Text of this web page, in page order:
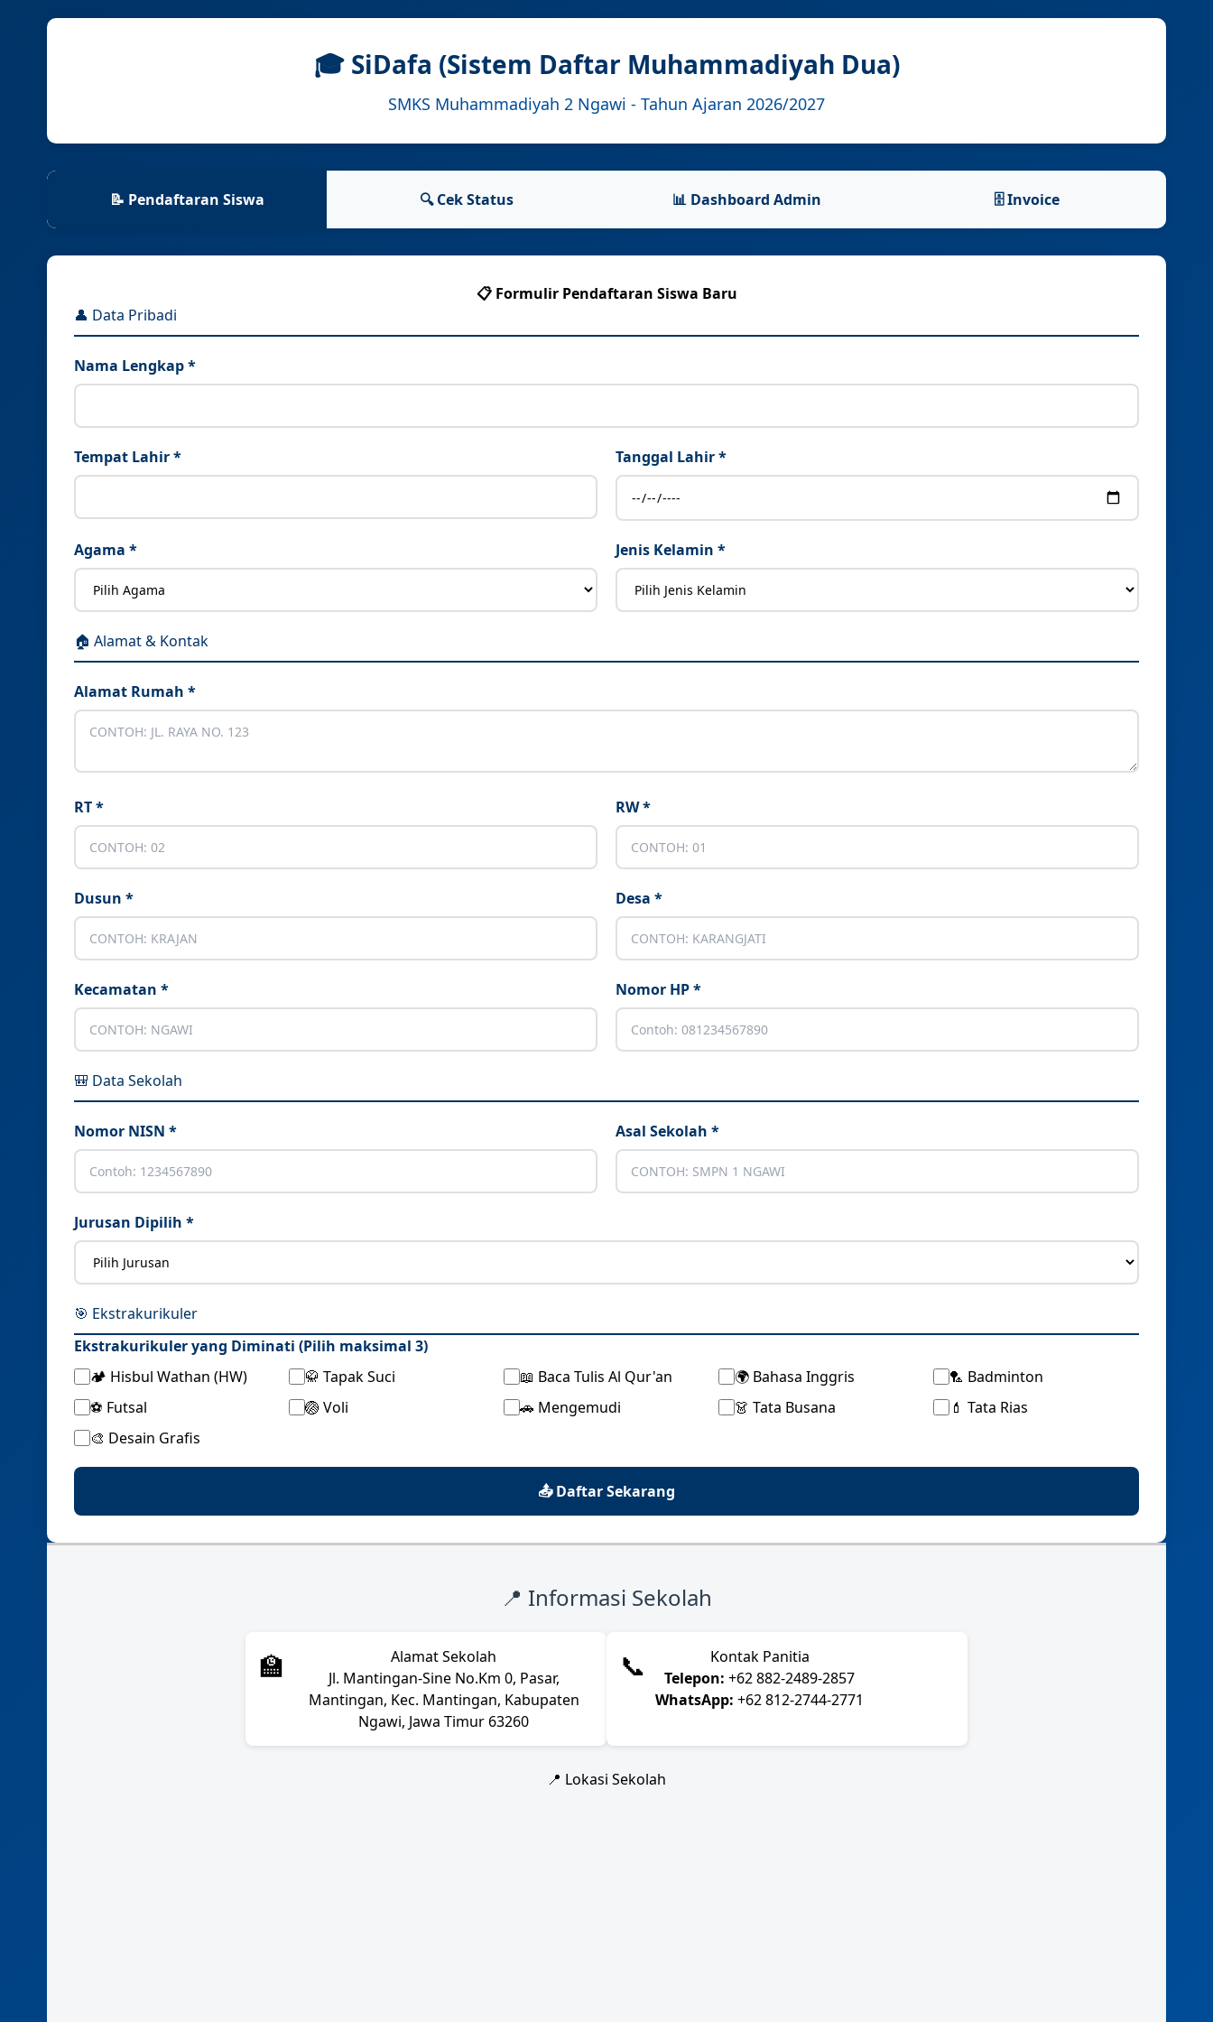
🎓 SiDafa (Sistem Daftar Muhammadiyah Dua)
SMKS Muhammadiyah 2 Ngawi - Tahun Ajaran 2026/2027
📝 Pendaftaran Siswa 🔍 Cek Status 📊 Dashboard Admin 🗄️ Invoice
📋 Formulir Pendaftaran Siswa Baru
👤 Data Pribadi
Nama Lengkap *
Tempat Lahir * Tanggal Lahir *
Agama * Jenis Kelamin *
🏠 Alamat & Kontak
Alamat Rumah *
RT * RW *
Dusun * Desa *
Kecamatan * Nomor HP *
🎒 Data Sekolah
Nomor NISN * Asal Sekolah *
Jurusan Dipilih *
🎯 Ekstrakurikuler
Ekstrakurikuler yang Diminati (Pilih maksimal 3)
🏕️ Hisbul Wathan (HW)
🥋 Tapak Suci 📖 Baca Tulis Al Qur'an 🌍 Bahasa Inggris
🏸 Badminton
⚽ Futsal
🏐 Voli 🚗 Mengemudi 👗 Tata Busana
💄 Tata Rias
🎨 Desain Grafis
📤 Daftar Sekarang
📍 Informasi Sekolah
🏫
Alamat Sekolah
Jl. Mantingan-Sine No.Km 0, Pasar,
Mantingan, Kec. Mantingan, Kabupaten
Ngawi, Jawa Timur 63260
📞
Kontak Panitia
Telepon: +62 882-2489-2857
WhatsApp: +62 812-2744-2771
📍 Lokasi Sekolah